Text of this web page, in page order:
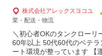
株式会社アレックスヨコユ
業・配送・物流
＼初心者OKのタンクローリ
60年以上 50代60代のベテ
ート環境が整っています 【